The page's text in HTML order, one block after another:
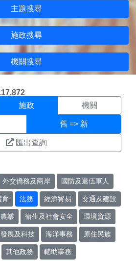
主題搜尋
施政搜尋
機關搜尋
果頁面
施政 機關
舊 => 新
匯出查詢
外交僑務及兩岸 國防及退伍軍人
育 法務 經濟貿易 交通及建設
農業 衛生及社會安全 環境資源
展及科技 海洋事務 原住民族
其他政務 輔助事務